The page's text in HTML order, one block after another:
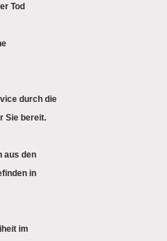
Tod
durch die
Sie bereit.
aus den
in
im